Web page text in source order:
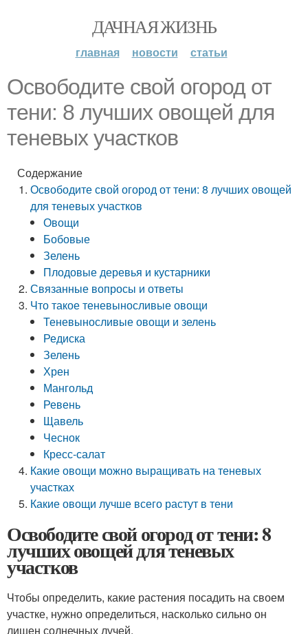
ДАЧНАЯ ЖИЗНЬ
главная новости статьи
Освободите свой огород от
тени: 8 лучших овощей для
теневых участков
Содержание
Освободите свой огород от тени: 8 лучших овощей
для теневых участков
Овощи
Бобовые
Зелень
Плодовые деревья и кустарники
Связанные вопросы и ответы
Что такое теневыносливые овощи
Теневыносливые овощи и зелень
Редиска
Зелень
Хрен
Мангольд
Ревень
Щавель
Чеснок
Кресс-салат
Какие овощи можно выращивать на теневых
участках
Какие овощи лучше всего растут в тени
Освободите свой огород от тени: 8
лучших овощей для теневых
участков
Чтобы определить, какие растения посадить на своем
участке, нужно определиться, насколько сильно он
лишен солнечных лучей.